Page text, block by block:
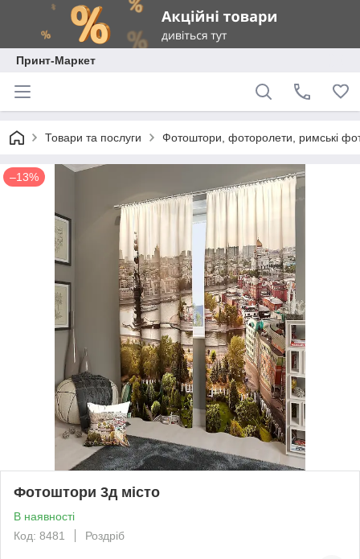
Принт-Маркет
Товари та послуги Фотоштори, фоторолети, римські
–13%
Фотоштори 3д місто
В наявності
Код: 8481
Роздріб